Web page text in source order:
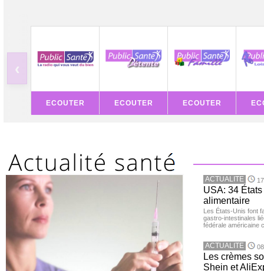
‹
ECOUTER ECOUTER ECOUTER
ACTUALITE
USA: 34
alimentaire
Les États-Unis font
gastro-intestinales
fédérale américaine
ACTUALITE
Les crèmes
Shein et